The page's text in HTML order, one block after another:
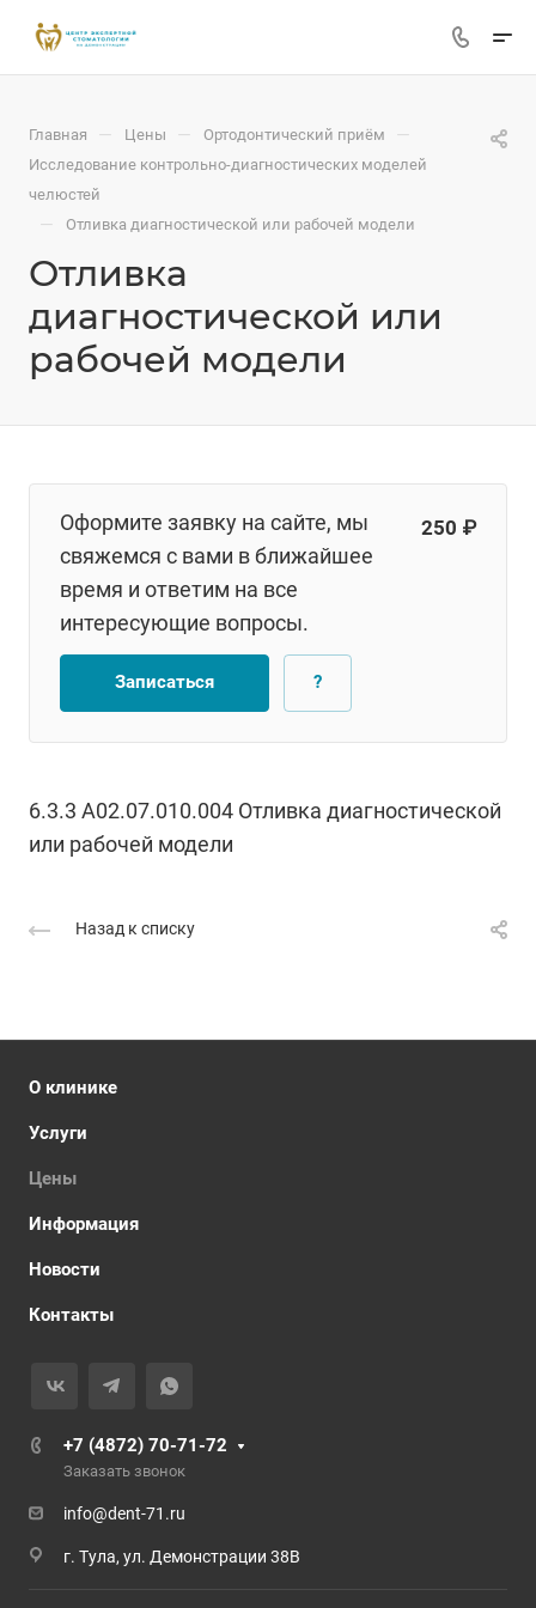
Главная — Цены — Ортодонтический приём —
Исследование контрольно-диагностических моделей
челюстей
— Отливка диагностической или рабочей модели
Отливка
диагностической или
рабочей модели
Оформите заявку на сайте, мы
свяжемся с вами в ближайшее
время и ответим на все
интересующие вопросы.
250 ₽
Записаться ?
6.3.3 А02.07.010.004 Отливка диагностической
или рабочей модели
Назад к списку
О клинике
Услуги
Цены
Информация
Новости
Контакты
+7 (4872) 70-71-72
Заказать звонок
info@dent-71.ru
г. Тула, ул. Демонстрации 38В